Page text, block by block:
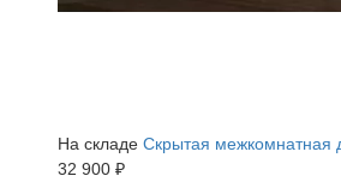
На складе Скрытая межкомнатная
32 900 ₽